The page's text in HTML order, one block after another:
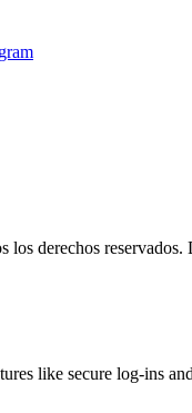
derechos
like secure log-ins